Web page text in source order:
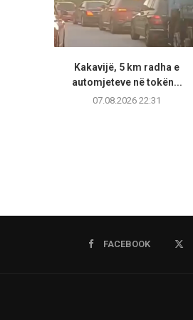
Kakavijë, 5 km radha e
automjeteve në tokën...
07.08.2026 22:31
FACEBOOK